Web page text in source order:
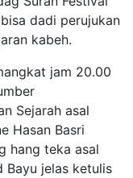
dadi perujukan
kabeh.
jam 20.00
Sejarah asal
Hasan Basri
hang teka asal
Bayu jelas ketulis